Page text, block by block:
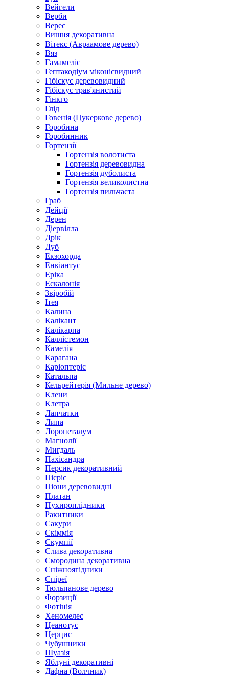
Вейгели
Верби
Верес
Вишня декоративна
Вітекс (Авраамове дерево)
Вяз
Гамамеліс
Гептакодіум міконієвидний
Гібіскус деревовидний
Гібіскус трав'янистий
Гінкго
Глід
Говенія (Цукеркове дерево)
Горобина
Горобинник
Гортензії
Гортензія волотиста
Гортензія деревовидна
Гортензія дуболиста
Гортензія великолистна
Гортензія пильчаста
Граб
Дейції
Дерен
Діервілла
Дрік
Дуб
Екзохорда
Енкіантус
Еріка
Ескалонія
Звіробій
Ітея
Калина
Калікант
Калікарпа
Каллістемон
Камелія
Карагана
Каріоптеріс
Катальпа
Кельрейтерія (Мильне дерево)
Клени
Клетра
Лапчатки
Липа
Лоропеталум
Магнолії
Мигдаль
Пахісандра
Персик декоративний
Пієріс
Піони деревовидні
Платан
Пухироплідники
Ракитники
Сакури
Скіммія
Скумпії
Слива декоративна
Смородина декоративна
Сніжноягідники
Спіреї
Тюльпанове дерево
Форзиції
Фотінія
Хеномелес
Цеанотус
Церцис
Чубушники
Шуазія
Яблуні декоративні
Дафна (Волчник)